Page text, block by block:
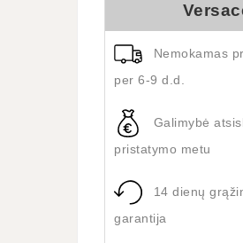
Nemokamas
per 6-9 d.d.
Galimybė
pristatymo metu
14 dienų
garantija